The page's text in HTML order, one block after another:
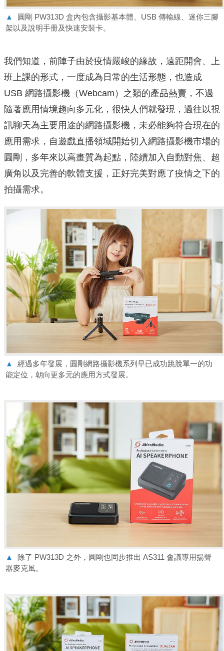
▲
圓剛 PW313D 盒內包含攝影基本體、USB 傳輸線、迷你三腳
架以及說明手冊及快速安裝卡。
我們知道，前陣子由於疫情嚴峻的緣故，遠距開會、上
班上課的形式，一度成為日常的生活形態，也造成
USB 網路攝影機（Webcam）之類的產品熱賣，不過
隨著應用情境趨向多元化，很快人們就發現，過往以視
訊聊天為主要用途的網路攝影機，未必能夠符合現在的
應用需求，自遊戲直播領域開始切入網路攝影機市場的
圓剛，多年來以高畫質為起點，陸續加入自動對焦、超
廣角以及完善的軟體支援，正好完美對應了疫情之下的
拍攝需求。
▲
經過多年發展，圓剛網路攝影機系列早已成功跳脫單一的功
能定位，朝向更多元的應用方式發展。
▲
除了 PW313D 之外，圓剛也同步推出 AS311 會議專用揚聲
器麥克風。